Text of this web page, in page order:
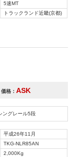
5速MT
トラックランド近畿(京都)
価格： ASK
ングレール5段
平成26年11月
TKG-NLR85AN
2,000Kg